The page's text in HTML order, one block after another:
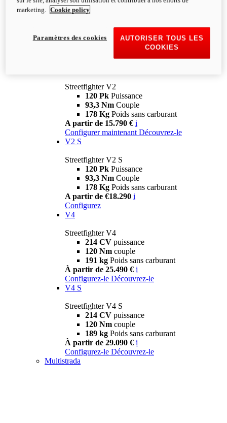
Streetfighter V2
120 Pk Puissance
93,3 Nm Couple
178 Kg Poids sans carburant
A partir de 15.790 € i
Configurer maintenant Découvrez-le
V2 S
Streetfighter V2 S
120 Pk Puissance
93,3 Nm Couple
178 Kg Poids sans carburant
A partir de €18.290 i
Configurez
V4
Streetfighter V4
214 CV puissance
120 Nm couple
191 kg Poids sans carburant
À partir de 25.490 € i
Configurez-le Découvrez-le
V4 S
Streetfighter V4 S
214 CV puissance
120 Nm couple
189 kg Poids sans carburant
À partir de 29.090 € i
Configurez-le Découvrez-le
Multistrada
marketing.
Cookie policy
AUTORISER TOUS LES
COOKIES
Paramètres des cookies